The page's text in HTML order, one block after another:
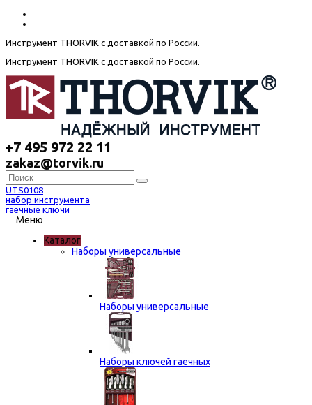
Инструмент THORVIK с доставкой по России.
Инструмент THORVIK с доставкой по России.
+7 495 972 22 11
zakaz@torvik.ru
UTS0108
набор инструмента
гаечные ключи
Меню
Каталог
Наборы универсальные
Наборы универсальные
Наборы ключей гаечных